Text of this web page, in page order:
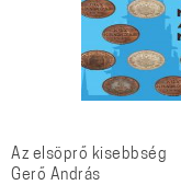
Az elsöprő kisebbség
Gerő András